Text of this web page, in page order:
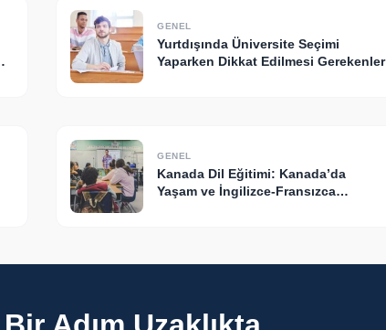
GENEL
Yurtdışında Üniversite Seçimi
Yaparken Dikkat Edilmesi Gerekenler
GENEL
Kanada Dil Eğitimi: Kanada’da
Yaşam ve İngilizce-Fransızca